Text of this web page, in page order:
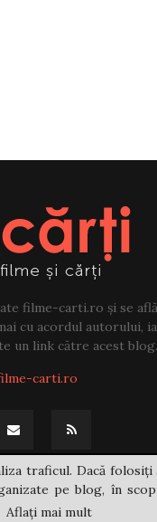
filme-carti.ro și se
cu acordul autorului,
un link către acest blog.
carti.ro
traficul. Dacă
pe blog, în
Aflați mai mult